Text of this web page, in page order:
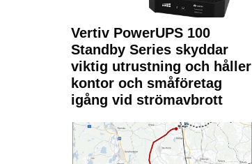
Vertiv PowerUPS 100
Standby Series skyddar
viktig utrustning och håller
kontor och småföretag
igång vid strömavbrott